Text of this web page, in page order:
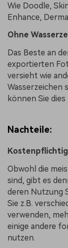
Wie Doodle,
Enhance,
Ohne
Das Beste an
exportierten
versieht wie
Wasserzeichen
können Sie dies
Nachteile:
Obwohl die
sind, gibt es
deren Nutzung
Sie z.B.
verwenden,
einige andere
nutzen.